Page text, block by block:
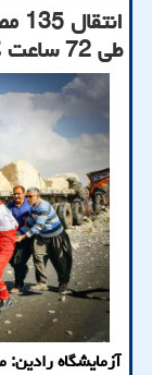
طی 72 ساعت گذشته
آزمایشگاه